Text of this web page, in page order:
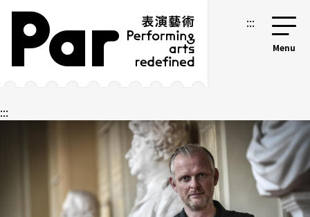
跳到主要内容区块
网站导览 :::
:::